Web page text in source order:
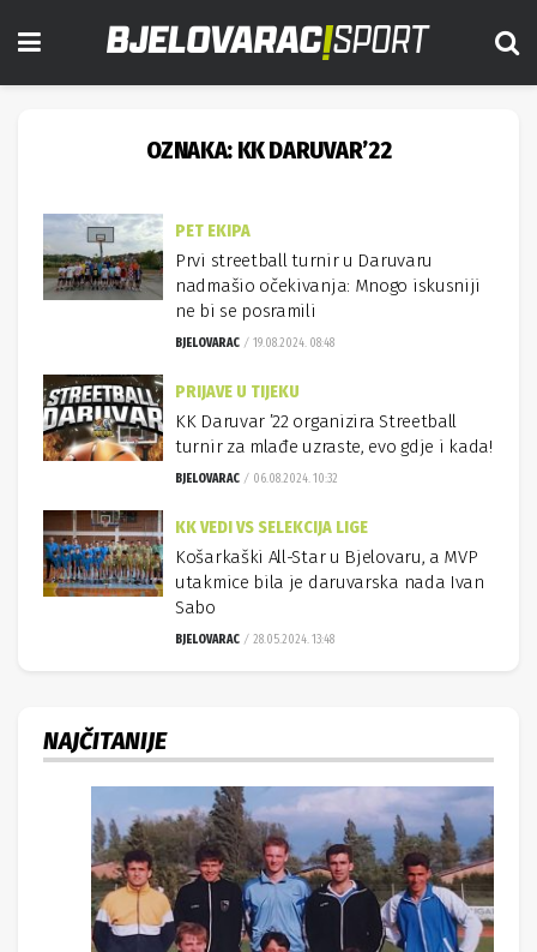
OZNAKA: KK DARUVAR’22
PET EKIPA
Prvi streetball turnir u Daruvaru
nadmašio očekivanja: Mnogo iskusniji
ne bi se posramili
BJELOVARAC 19.08.2024. 08:48
PRIJAVE U TIJEKU
KK Daruvar ’22 organizira Streetball
turnir za mlađe uzraste, evo gdje i kada!
BJELOVARAC 06.08.2024. 10:32
KK VEDI VS SELEKCIJA LIGE
Košarkaški All-Star u Bjelovaru, a MVP
utakmice bila je daruvarska nada Ivan
Sabo
BJELOVARAC 28.05.2024. 13:48
NAJČITANIJE